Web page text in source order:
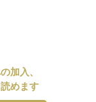
加入、
めます